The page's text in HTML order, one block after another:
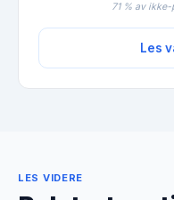
71 % av
Les
LES VIDERE